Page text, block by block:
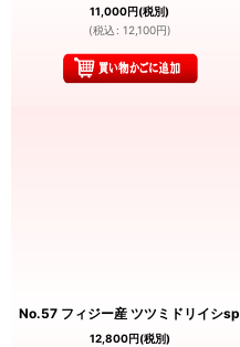
11,000円(税別)
(税込 : 12,100円)
No.57 フィジー産 ツツミドリイシsp
12,800円(税別)